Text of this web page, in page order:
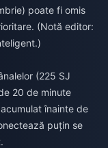
poate fi omis
(Notă editor:
(225 SJ
20 de minute
înainte de
puțin se